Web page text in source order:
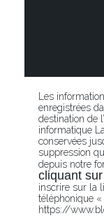
Les
enregistrées
destination de
informatique
conservées
suppression
depuis notre
cliquant
inscrire sur la
téléphonique
https://